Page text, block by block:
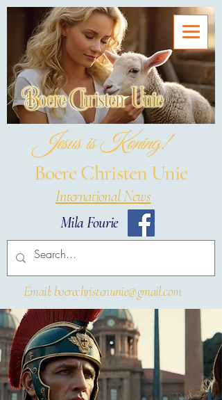
Boere Christen Unie
International News
Jesus is Koning!
Email: boerechristenunie@gmail.com
Mila Fourie